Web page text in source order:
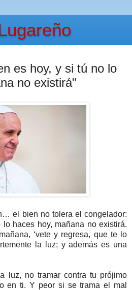
es hoy, y si tú no lo
no existirá"
el bien no tolera el congelador:
haces hoy, mañana no existirá.
‘vete y regresa, que te lo
la luz; y además es una
luz, no tramar contra tu prójimo
en ti. Y peor si se trama el mal